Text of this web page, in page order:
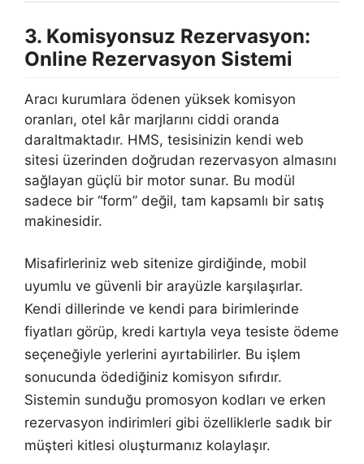
3. Komisyonsuz Rezervasyon:
Online Rezervasyon Sistemi
Aracı kurumlara ödenen yüksek komisyon
oranları, otel kâr marjlarını ciddi oranda
daraltmaktadır. HMS, tesisinizin kendi web
sitesi üzerinden doğrudan rezervasyon almasını
sağlayan güçlü bir motor sunar. Bu modül
sadece bir “form” değil, tam kapsamlı bir satış
makinesidir.
Misafirleriniz web sitenize girdiğinde, mobil
uyumlu ve güvenli bir arayüzle karşılaşırlar.
Kendi dillerinde ve kendi para birimlerinde
fiyatları görüp, kredi kartıyla veya tesiste ödeme
seçeneğiyle yerlerini ayırtabilirler. Bu işlem
sonucunda ödediğiniz komisyon sıfırdır.
Sistemin sunduğu promosyon kodları ve erken
rezervasyon indirimleri gibi özelliklerle sadık bir
müşteri kitlesi oluşturmanız kolaylaşır.